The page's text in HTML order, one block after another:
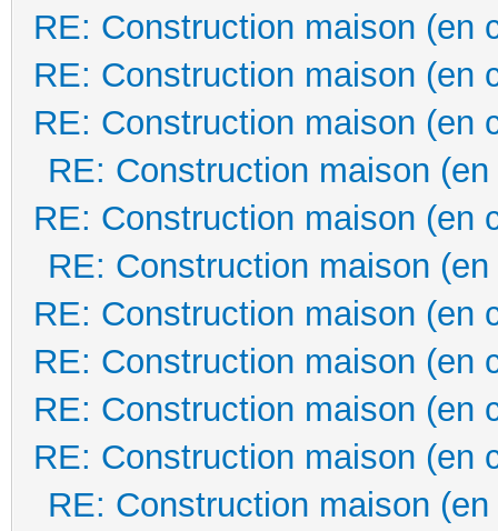
RE: Construction maison (en
RE: Construction maison (en
RE: Construction maison (en
RE: Construction maison
RE: Construction maison (en
RE: Construction maison
RE: Construction maison (en
RE: Construction maison (en
RE: Construction maison (en
RE: Construction maison (en
RE: Construction maison